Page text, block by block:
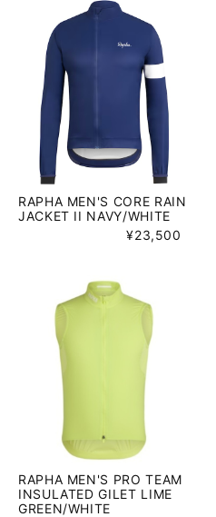
RAPHA MEN'S CORE RAIN
JACKET II NAVY/WHITE
¥23,500
RAPHA MEN'S PRO TEAM
INSULATED GILET LIME
GREEN/WHITE